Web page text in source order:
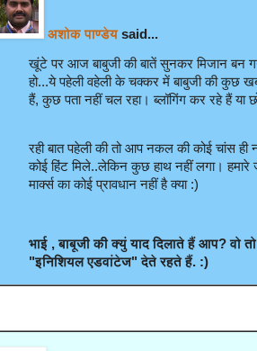
अशोक पाण्डेय said...
खूंटे पर आज बाबुजी की बातें सुनकर मिजान बन
हो...ये पहेली वहेली के चक्‍कर में बाबुजी की कुछ
हैं, कुछ पता नहीं चल रहा। ब्‍लॉगिंग कर रहे हैं या
रही बात पहेली की तो आप नकल की कोई चांस ही
कोई हिंट मिले..लेकिन कुछ हाथ नहीं लगा।
मार्क्‍स का कोई प्रावधान नहीं है क्‍या :)
भाई , बाबूजी की क्युं याद दिलाते हैं आप? वो
"इनिशियल एडवांटेज" देते रहते हैं. :)